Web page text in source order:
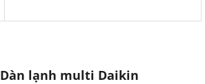
Dàn lạnh multi Daikin